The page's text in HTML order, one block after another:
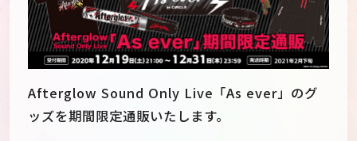
Afterglow Sound Only Live「As ever」のグ
ッズを期間限定通販いたします。